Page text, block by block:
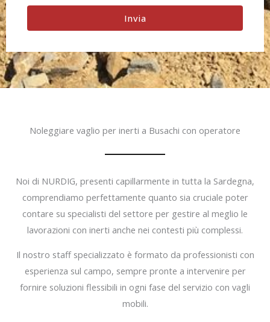
Invia
Noleggiare vaglio per inerti a Busachi con operatore
Noi di NURDIG, presenti capillarmente in tutta la Sardegna,
comprendiamo perfettamente quanto sia cruciale poter
contare su specialisti del settore per gestire al meglio le
lavorazioni con inerti anche nei contesti più complessi.
Il nostro staff specializzato è formato da professionisti con
esperienza sul campo, sempre pronte a intervenire per
fornire soluzioni flessibili in ogni fase del servizio con vagli
mobili.